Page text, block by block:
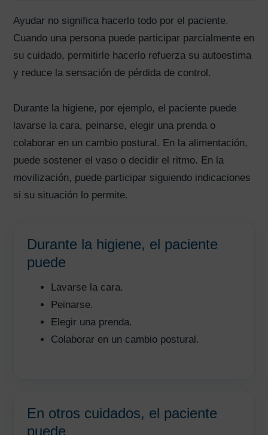
Ayudar no significa hacerlo todo por el paciente.
Cuando una persona puede participar parcialmente en
su cuidado, permitirle hacerlo refuerza su autoestima
y reduce la sensación de pérdida de control.
Durante la higiene, por ejemplo, el paciente puede
lavarse la cara, peinarse, elegir una prenda o
colaborar en un cambio postural. En la alimentación,
puede sostener el vaso o decidir el ritmo. En la
movilización, puede participar siguiendo indicaciones
si su situación lo permite.
Durante la higiene, el paciente
puede
Lavarse la cara.
Peinarse.
Elegir una prenda.
Colaborar en un cambio postural.
En otros cuidados, el paciente
puede